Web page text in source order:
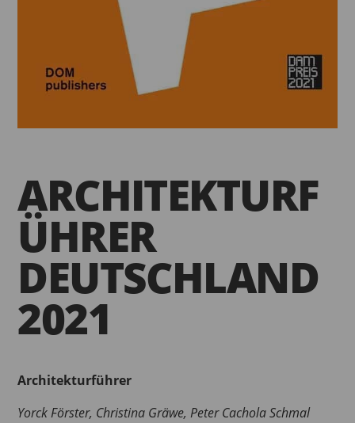
ARCHITEKTURF
ÜHRER
DEUTSCHLAND
2021
Architekturführer
Yorck Förster, Christina Gräwe, Peter Cachola Schmal